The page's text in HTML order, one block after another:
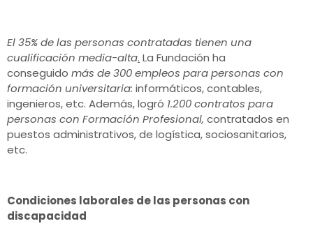
El 35% de las personas contratadas tienen una
cualificación media-alta. La Fundación ha
conseguido más de 300 empleos para personas con
formación universitaria: informáticos, contables,
ingenieros, etc. Además, logró 1.200contratos para
personas con Formación Profesional, contratados en
puestos administrativos, de logística, sociosanitarios,
etc.
Condiciones laborales de las personas con
discapacidad